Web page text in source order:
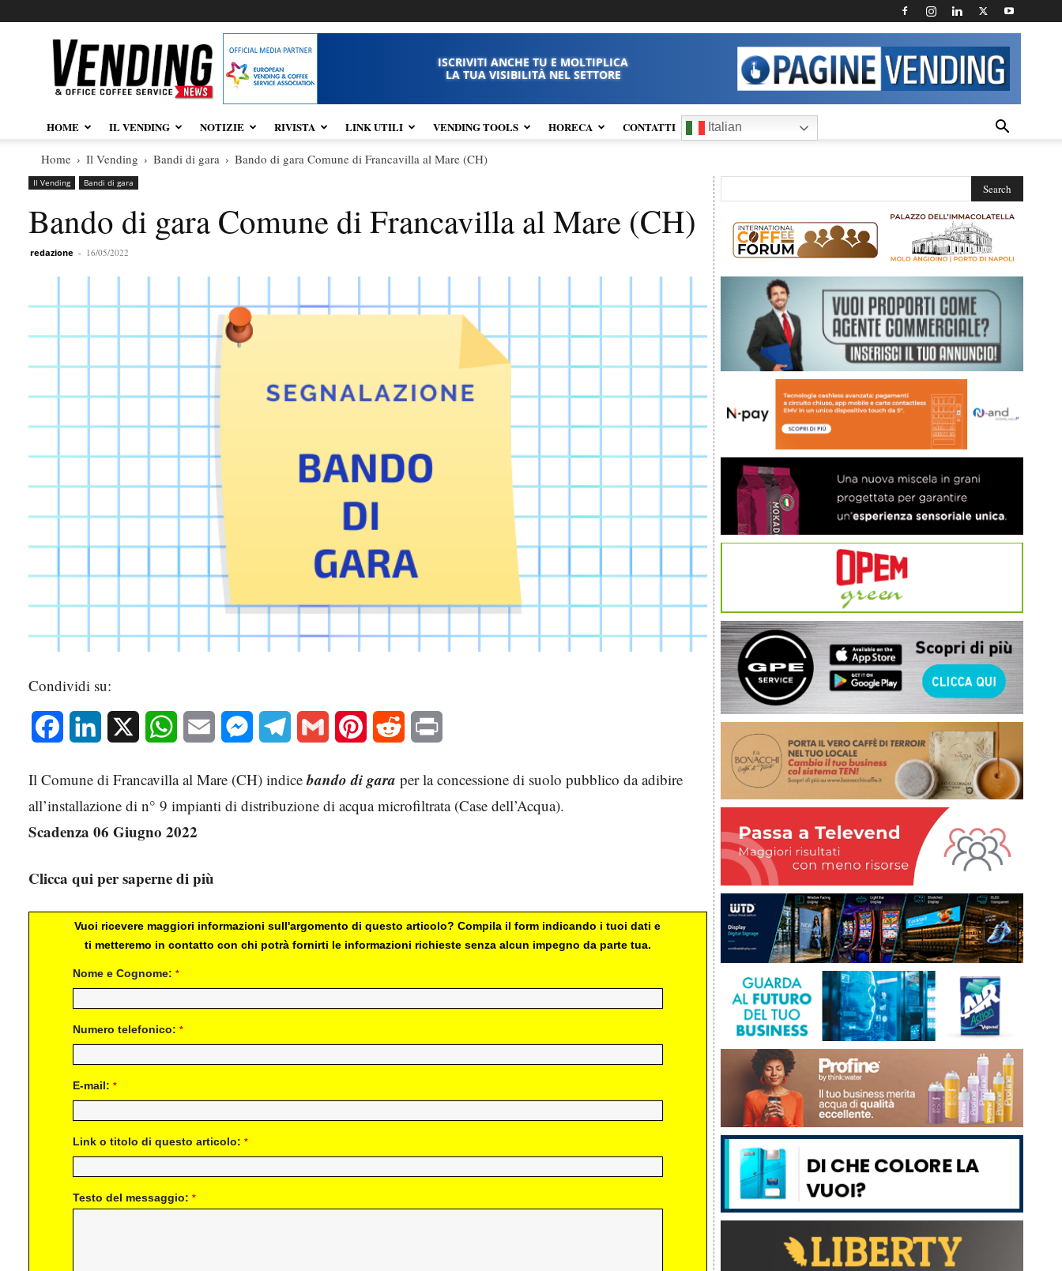
Vendingnews.it
ISCRIVITI ANCHE TU E MOLTIPLICA
LA TUA VISIBILITÀ NEL SETTORE
HOME IL VENDING NOTIZIE RIVISTA LINK UTILI VENDING TOOLS HORECA CONTATTI Italian
Home Il Vending Bandi di gara Bando di gara Comune di Francavilla al Mare (CH)
Il Vending Bandi di gara
Bando di gara Comune di Francavilla al Mare (CH)
redazione - 16/05/2022
Condividi su:
Facebook LinkedIn WhatsAppEmail MessengerTelegram Gmail Pinterest Reddit
Il Comune di Francavilla al Mare (CH) indicebando di gara per la concessione di suolo pubblico da adibire
all’installazione di n° 9 impianti di distribuzione di acqua microfiltrata (Case dell’Acqua).
Scadenza 06 Giugno 2022
Clicca qui per saperne di più
Vuoi ricevere maggiori informazioni sull'argomento di questo articolo? Compila il form indicando i tuoi dati e
ti metteremo in contatto con chi potrà fornirti le informazioni richieste senza alcun impegno da parte tua.
Nome e Cognome: *
Numero telefonico: *
E-mail: *
Link o titolo di questo articolo: *
Testo del messaggio: *